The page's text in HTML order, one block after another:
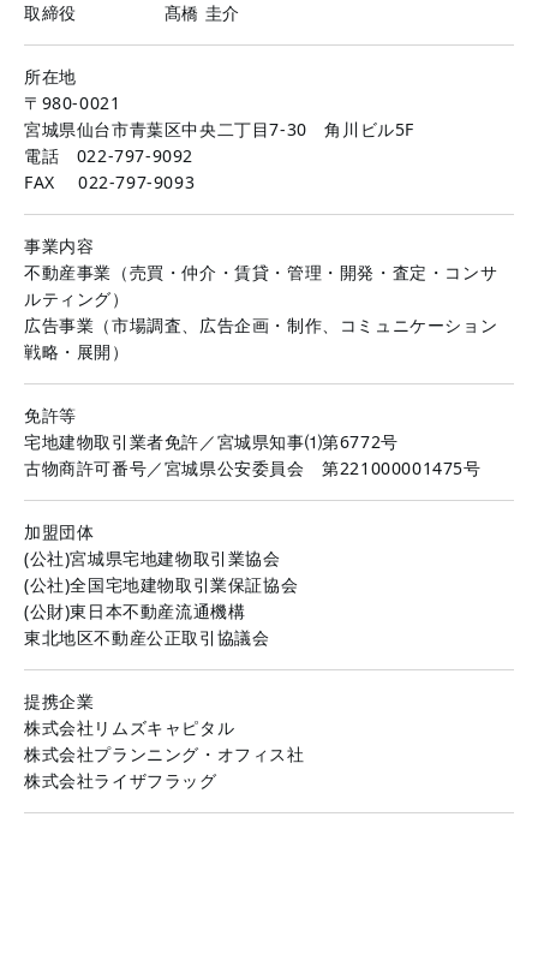
取締役 髙橋 圭介
所在地
〒980-0021
宮城県仙台市青葉区中央二丁目7-30 角川ビル5F
電話 022-797-9092
FAX 022-797-9093
事業内容
不動産事業（売買・仲介・賃貸・管理・開発・査定・コンサ
ルティング）
広告事業（市場調査、広告企画・制作、コミュニケーション
戦略・展開）
免許等
宅地建物取引業者免許／宮城県知事⑴第6772号
古物商許可番号／宮城県公安委員会 第221000001475号
加盟団体
(公社)宮城県宅地建物取引業協会
(公社)全国宅地建物取引業保証協会
(公財)東日本不動産流通機構
東北地区不動産公正取引協議会
提携企業
株式会社リムズキャピタル
株式会社プランニング・オフィス社
株式会社ライザフラッグ